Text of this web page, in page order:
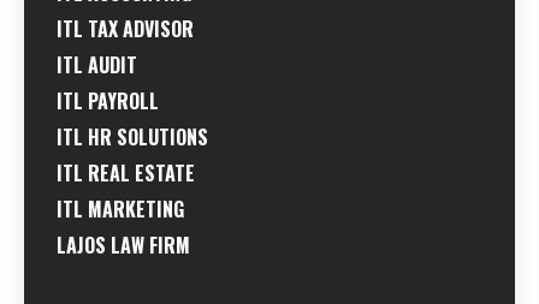
ITL TAX ADVISOR
ITL AUDIT
ITL PAYROLL
ITL HR SOLUTIONS
ITL REAL ESTATE
ITL MARKETING
LAJOS LAW FIRM